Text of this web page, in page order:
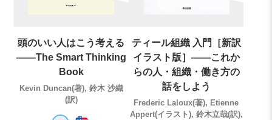
頭のいい人はこう考える
――The Smart Thinking
Book
Kevin Duncan(著), 鈴木 沙織
(訳)
ティール組織 入門［新訳
イラスト版］――これか
らの人・組織・働き方の
話をしよう
Frederic Laloux(著), Etienne
Appert(イラスト), 鈴木立哉(訳),